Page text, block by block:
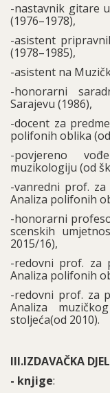
-nastavnik gitare
(1976–1978),
-asistent
(1978–1985),
-asistent na
-honorarni
Sarajevu (1986),
-docent za
polifonih oblika
-povjereno
muzikologiju (od
-vanredni prof.
Analiza polifonih
-honorarni
scenskih
2015/16),
-redovni prof. za
Analiza polifonih
-redovni prof. za
Analiza
stoljeća(od 2010).
III.IZDAVAČKA
- knjige: